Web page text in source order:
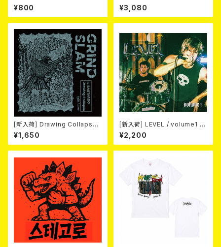
月25日発売予定
¥800
im Discography
¥3,080
[新入荷] Drawing Collaps
e//IL BASTARDO / GRIND S
LAM (CD)
¥1,650
[新入荷] LEVEL / volume1 DI
SCOGRAPHY 2021-2026 (D
IGIPACK CD)
¥2,200